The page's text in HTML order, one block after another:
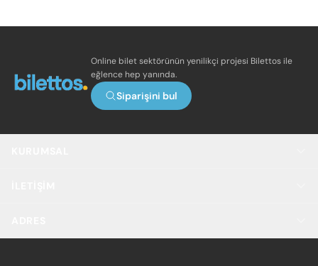
Online bilet sektörünün yenilikçi projesi Bilettos ile
eğlence hep yanında.
Siparişini bul